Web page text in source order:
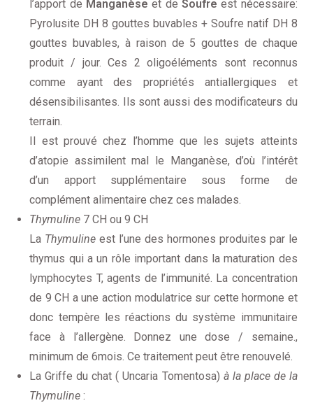
l’apport de Manganèse et de Soufre est nécessaire:
Pyrolusite DH 8 gouttes buvables + Soufre natif DH 8
gouttes buvables, à raison de 5 gouttes de chaque
produit / jour. Ces 2 oligoéléments sont reconnus
comme ayant des propriétés antiallergiques et
désensibilisantes. Ils sont aussi des modificateurs du
terrain.
Il est prouvé chez l’homme que les sujets atteints
d’atopie assimilent mal le Manganèse, d’où l’intérêt
d’un apport supplémentaire sous forme de
complément alimentaire chez ces malades.
Thymuline 7 CH ou 9 CH
La Thymuline est l’une des hormones produites par le
thymus qui a un rôle important dans la maturation des
lymphocytes T, agents de l’immunité. La concentration
de 9 CH a une action modulatrice sur cette hormone et
donc tempère les réactions du système immunitaire
face à l’allergène. Donnez une dose / semaine.,
minimum de 6mois. Ce traitement peut être renouvelé.
La Griffe du chat ( Uncaria Tomentosa) à la place de la
Thymuline :